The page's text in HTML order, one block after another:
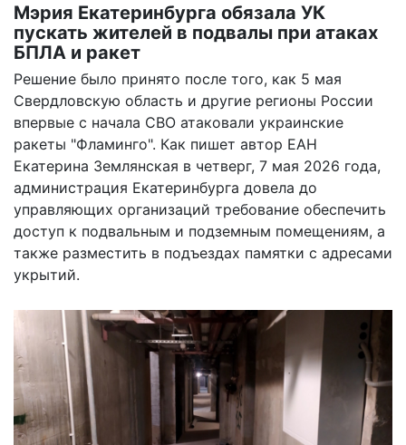
Мэрия Екатеринбурга обязала УК
пускать жителей в подвалы при атаках
БПЛА и ракет
Решение было принято после того, как 5 мая
Свердловскую область и другие регионы России
впервые с начала СВО атаковали украинские
ракеты "Фламинго". Как пишет автор ЕАН
Екатерина Землянская в четверг, 7 мая 2026 года,
администрация Екатеринбурга довела до
управляющих организаций требование обеспечить
доступ к подвальным и подземным помещениям, а
также разместить в подъездах памятки с адресами
укрытий.